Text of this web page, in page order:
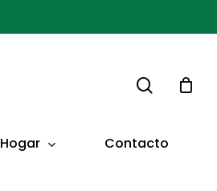
Hogar Contacto